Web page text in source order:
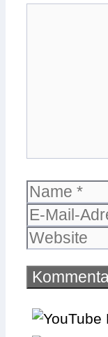
Name
E-
Mail-
Website